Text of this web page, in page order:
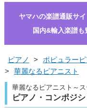
ヤマハの楽譜通販サイ
国内&輸入楽譜も
ピアノ > ポピュラーピ
>
華麗なるピアニスト
華麗なるピアニスト～
ピアノ・コンポジ